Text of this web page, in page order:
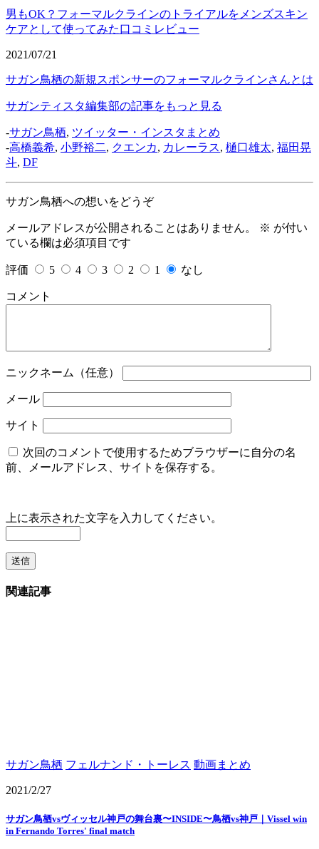
男もOK？フォーマルクラインのトライアルをメンズスキン
ケアとして使ってみた口コミレビュー
2021/07/21
サガン鳥栖の新規スポンサーのフォーマルクラインさんとは
サガンティスタ編集部の記事をもっと見る
-サガン鳥栖, ツイッター・インスタまとめ
-高橋義希, 小野裕二, クエンカ, カレーラス, 樋口雄太, 福田晃
斗, DF
サガン鳥栖への想いをどうぞ
メールアドレスが公開されることはありません。 ※ が付い
ている欄は必須項目です
評価 5 4 3 2 1 なし
コメント
ニックネーム（任意）
メール
サイト
次回のコメントで使用するためブラウザーに自分の名
前、メールアドレス、サイトを保存する。
上に表示された文字を入力してください。
関連記事
サガン鳥栖 フェルナンド・トーレス 動画まとめ
2021/2/27
サガン鳥栖vsヴィッセル神戸の舞台裏〜INSIDE〜鳥栖vs神戸｜Vissel win
in Fernando Torres' final match